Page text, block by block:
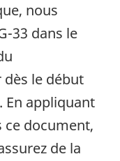
nous
33 dans le
le début
En appliquant
ce document,
de la